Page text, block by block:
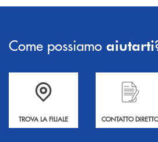
Come possiamo aiutarti
Accedi all' elenco completo delle filiali .
TROVA LA FILIALE
Hai bisogno di
CONTATTO